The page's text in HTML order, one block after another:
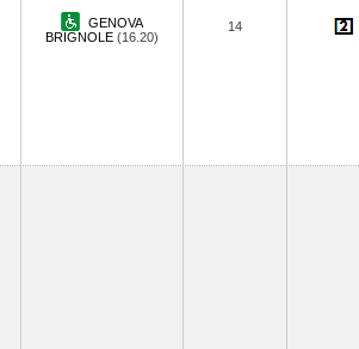
GENOVA
BRIGNOLE (16.20)
14